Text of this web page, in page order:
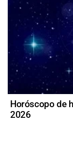
Horóscopo de
2026